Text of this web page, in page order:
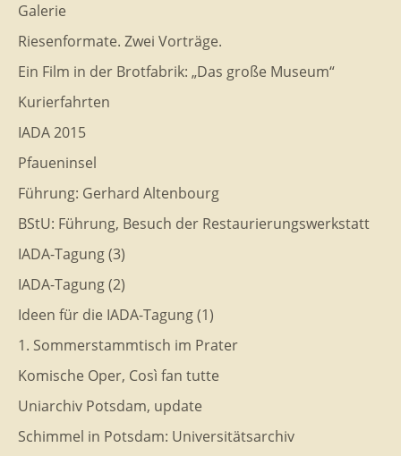
Galerie
Riesenformate. Zwei Vorträge.
Ein Film in der Brotfabrik: „Das große Museum“
Kurierfahrten
IADA 2015
Pfaueninsel
Führung: Gerhard Altenbourg
BStU: Führung, Besuch der Restaurierungswerkstatt
IADA-Tagung (3)
IADA-Tagung (2)
Ideen für die IADA-Tagung (1)
1. Sommerstammtisch im Prater
Komische Oper, Così fan tutte
Uniarchiv Potsdam, update
Schimmel in Potsdam: Universitätsarchiv